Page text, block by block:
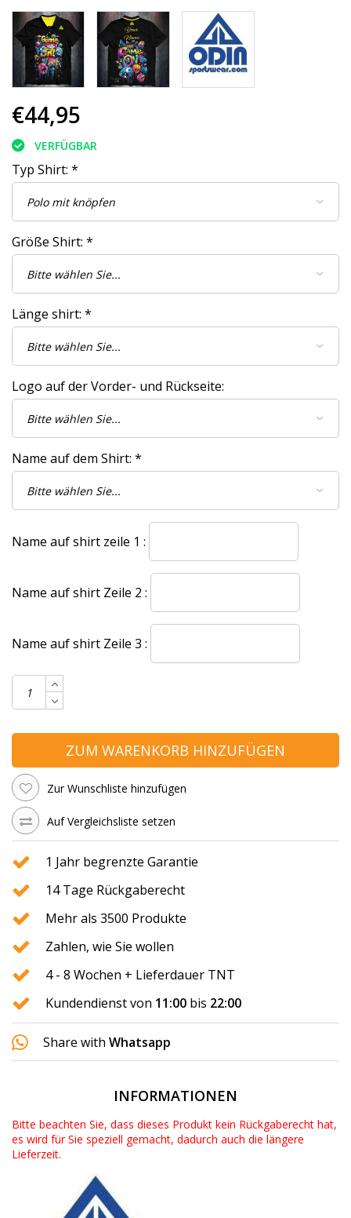
€44,95
VERFÜGBAR
Typ Shirt: *
Größe Shirt: *
Länge shirt: *
Logo auf der Vorder- und Rückseite:
Name auf dem Shirt: *
Name auf shirt zeile 1 :
Name auf shirt Zeile 2 :
Name auf shirt Zeile 3 :
ZUM WARENKORB HINZUFÜGEN
Zur Wunschliste hinzufügen
Auf Vergleichsliste setzen
1 Jahr begrenzte Garantie
14 Tage Rückgaberecht
Mehr als 3500 Produkte
Zahlen, wie Sie wollen
4 - 8 Wochen + Lieferdauer TNT
Kundendienst von 11:00 bis 22:00
Share with Whatsapp
INFORMATIONEN
Bitte beachten Sie, dass dieses Produkt kein Rückgaberecht hat,
es wird für Sie speziell gemacht, dadurch auch die längere
Lieferzeit.